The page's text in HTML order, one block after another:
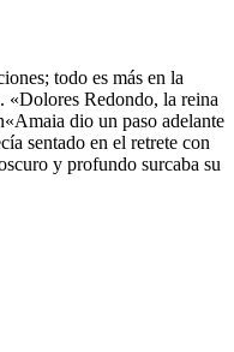
todo es más en la
«Dolores Redondo, la reina
dio un paso adelante
sentado en el retrete con
y profundo surcaba su